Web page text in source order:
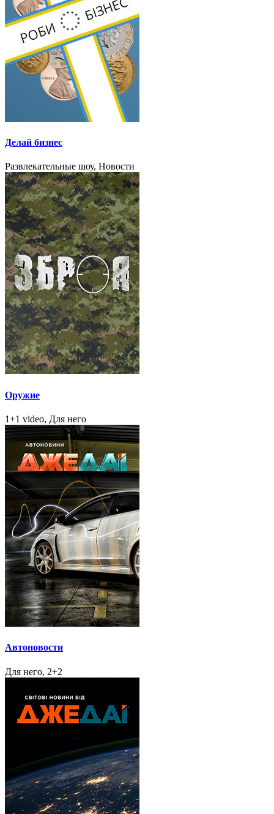
Делай бизнес
Развлекательные шоу, Новости
Оружие
1+1 video, Для него
Автоновости
Для него, 2+2